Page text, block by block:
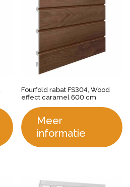
Fourfold rabat FS304, Wood
effect caramel 600 cm
Meer
informatie